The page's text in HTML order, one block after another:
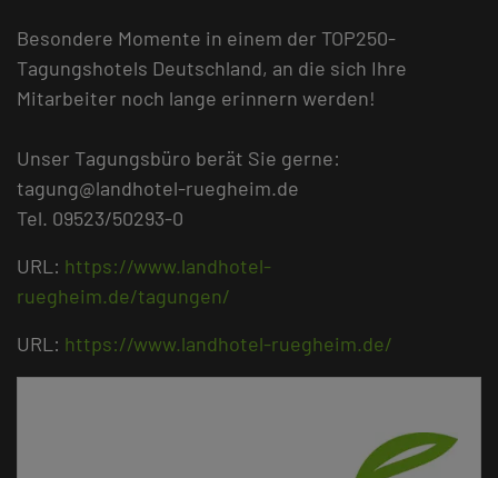
Besondere Momente in einem der TOP250-
Tagungshotels Deutschland, an die sich Ihre
Mitarbeiter noch lange erinnern werden!
Unser Tagungsbüro berät Sie gerne:
tagung@landhotel-ruegheim.de
Tel. 09523/50293-0
URL: https://www.landhotel-
ruegheim.de/tagungen/
URL: https://www.landhotel-ruegheim.de/